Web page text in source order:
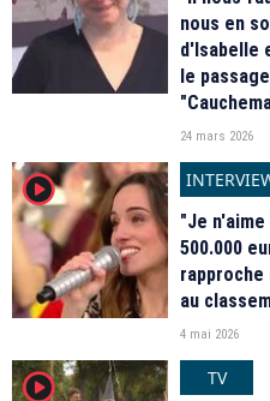
nous en
d'Isabelle
le
24 mars 2026
player2
"Je
500.000
rapproche
au
4 mai 2026
player2
TV